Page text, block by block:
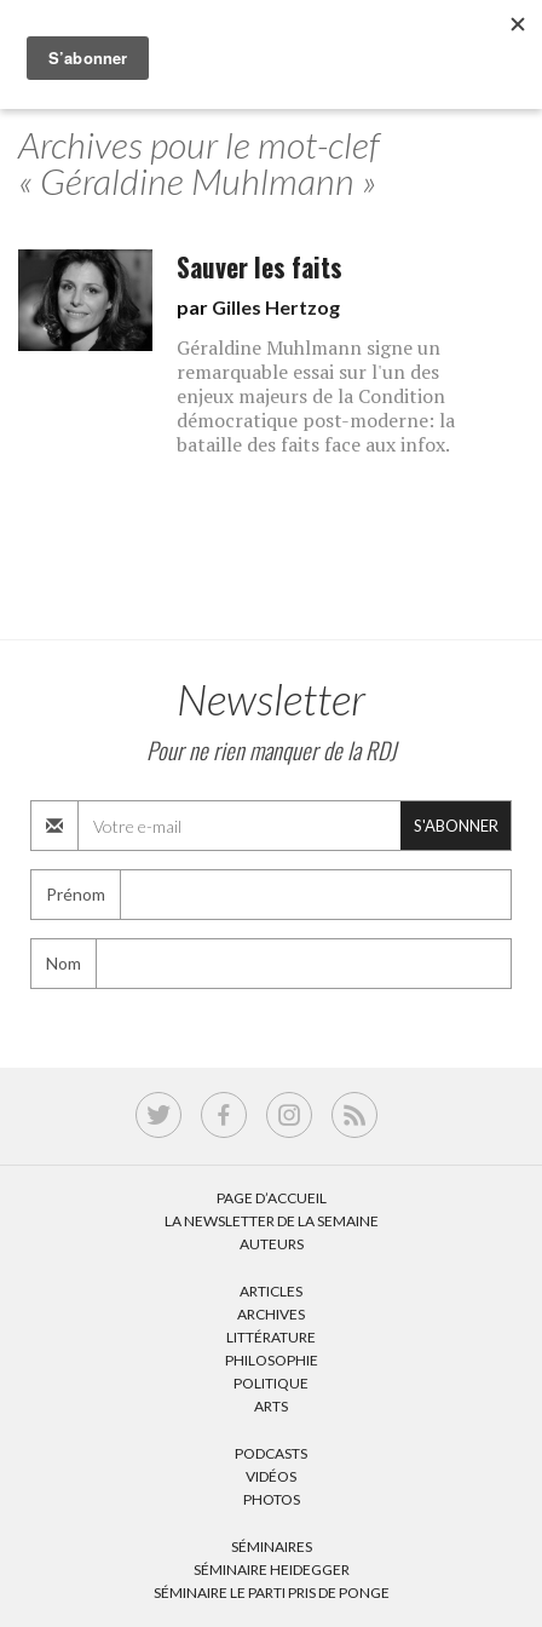
Archives pour le mot-clef
« Géraldine Muhlmann »
Sauver les faits
par Gilles Hertzog
Géraldine Muhlmann signe un
remarquable essai sur l'un des
enjeux majeurs de la Condition
démocratique post-moderne: la
bataille des faits face aux infox.
Newsletter
Pour ne rien manquer de la RDJ
S'ABONNER
Prénom
Nom
PAGE D’ACCUEIL
LA NEWSLETTER DE LA SEMAINE
AUTEURS
ARTICLES
ARCHIVES
LITTÉRATURE
PHILOSOPHIE
POLITIQUE
ARTS
PODCASTS
VIDÉOS
PHOTOS
SÉMINAIRES
SÉMINAIRE HEIDEGGER
SÉMINAIRE LE PARTI PRIS DE PONGE